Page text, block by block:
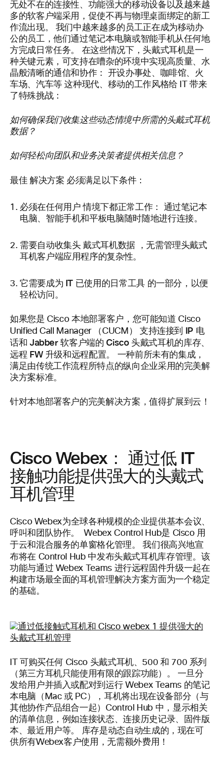
无处不在的连接性、功能强大的移动设备以及越来越
多的软客户端采用，促使不再与物理桌面绑定的新工
作流出现。 我们中越来越多的员工正在成为移动办
公的员工，他们通过笔记本电脑或智能手机从任何地
方完成日常任务。 在这些情况下，头戴式耳机是一
种关键元素，可支持在嘈杂的环境中实现高质量、水
晶般清晰的通信和协作： 开设办事处、咖啡馆、火
车场、汽车等 这种现代、移动的工作风格给 IT 带来
了特殊挑战：
如何确保我们收集这些动态情境中所需的头戴式耳机
数据？
如何轻松向团队和业务决策者提供相关信息？
最佳 解决方案 必须满足以下条件：
必须在任何用户情境下都正常工作： 通过笔记本
电脑、智能手机和平板电脑随时随地进行连接。
需要自动收集头戴式耳机数据，无需管理头戴式
耳机客户端应用程序的复杂性。
它需要成为 IT 已使用的日常工具的一部分，以便
轻松访问。
如果您是 Cisco 本地部署客户，您可能知道 Cisco
Unified Call Manager （CUCM） 支持连接到 IP 电
话和 Jabber 软客户端的 Cisco 头戴式耳机的库存、
远程 FW 升级和远程配置。 一种前所未有的集成，
满足由传统工作流程所特点的纵向企业采用的完美解
决方案标准。
针对本地部署客户的完美解决方案，值得扩展到云！
Cisco Webex： 通过低 IT
接触功能提供强大的头戴式
耳机管理
Cisco Webex为全球各种规模的企业提供基本会议、
呼叫和团队协作。 Webex Control Hub是 Cisco 用
于云和混合服务的单窗格化管理。我们很高兴地宣
布将在 Control Hub 中发布头戴式耳机库存管理。该
功能与通过 Webex Teams 进行远程固件升级一起在
构建市场最全面的耳机管理解决方案方面为一个稳定
的基础。
IT 可购买任何 Cisco 头戴式耳机、500 和 700 系列
（第三方耳机只能使用有限的跟踪功能）。 一旦分
发给用户并插入或配对到运行 Webex Teams 的笔记
本电脑（Mac 或 PC），耳机将出现在设备部分（与
其他协作产品组合一起）Control Hub 中，显示相关
的清单信息，例如连接状态、连接历史记录、固件版
本、最近用户等。 库存是动态自动生成的，现在可
供所有Webex客户使用，无需额外费用！